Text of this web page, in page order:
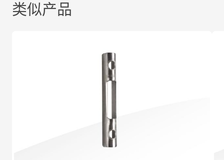
类似产品